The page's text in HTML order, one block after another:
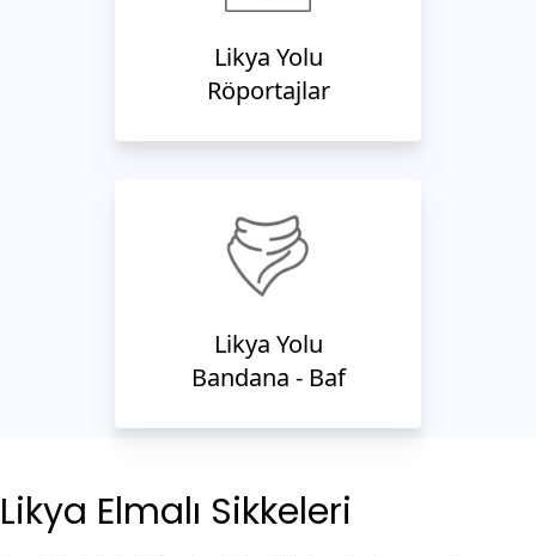
Likya Yolu
Röportajlar
Likya Yolu
Bandana - Baf
Likya Elmalı Sikkeleri